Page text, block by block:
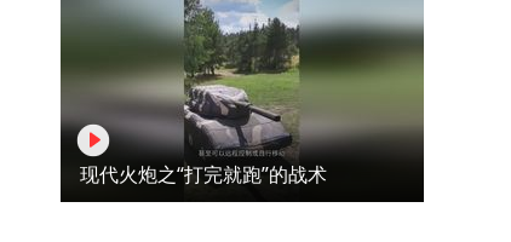
现代火炮之“打完就跑”的战术